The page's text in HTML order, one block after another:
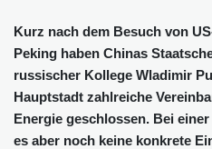
Kurz nach dem Besuch von
Peking haben Chinas
russischer Kollege Wladimir
Hauptstadt zahlreiche
Energie geschlossen. Bei
es aber noch keine konkrete